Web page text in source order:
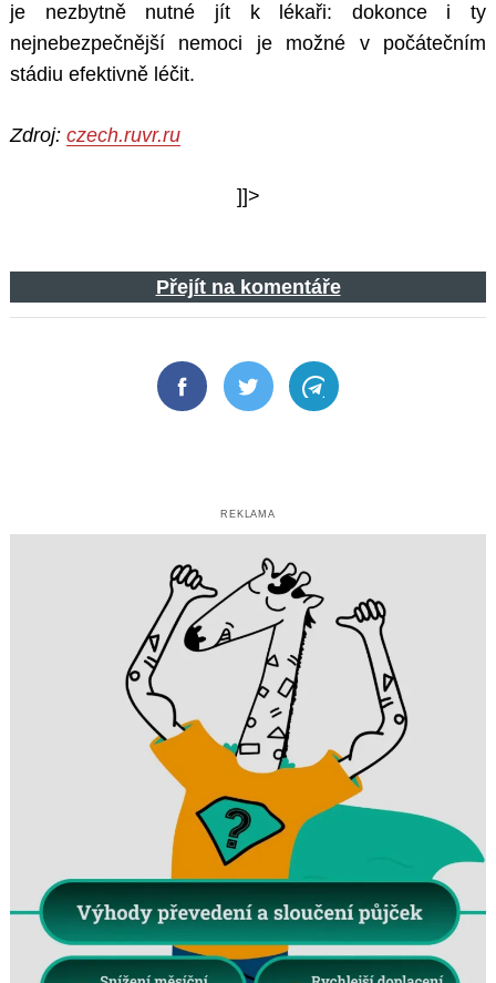
je nezbytně nutné jít k lékaři: dokonce i ty
nejnebezpečnější nemoci je možné v počátečním
stádiu efektivně léčit.
Zdroj: czech.ruvr.ru
]]>
Přejít na komentáře
FacebookTwitter Telegram
REKLAMA